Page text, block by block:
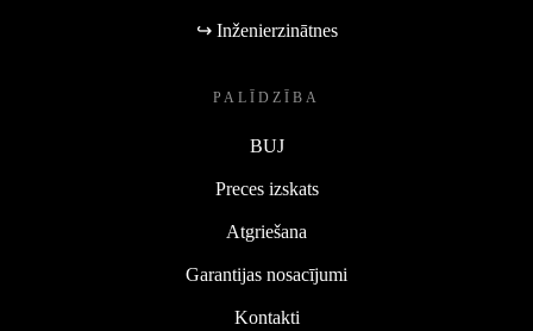
↪ Inženierzinātnes
PALĪDZĪBA
BUJ
Preces izskats
Atgriešana
Garantijas nosacījumi
Kontakti